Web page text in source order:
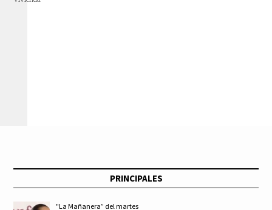
PRINCIPALES
"La Mañanera” del martes